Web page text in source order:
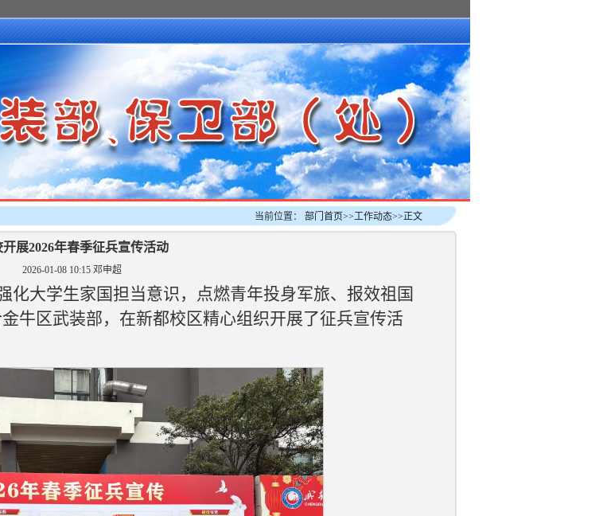
当前位置： 部门首页>>工作动态>>正文
开展2026年春季征兵宣传活动
2026-01-08 10:15 邓申超
化大学生家国担当意识，点燃青年投身军旅、报效祖国
牛区武装部，在新都校区精心组织开展了征兵宣传活